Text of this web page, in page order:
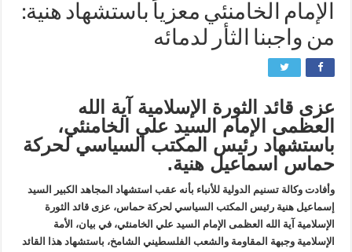
الإمام الخامنئي معزياً باستشهاد هنية:
من واجبنا الثأر لدمائه
عزى قائد الثورة الإسلامية آية الله
العظمى الإمام السيد علي الخامنئي،
باستشهاد رئيس المكتب السياسي لحركة
حماس اسماعيل هنية.
وأفادت وكالة تسنيم الدولية للأنباء بأنه عقب استشهاد المجاهد الكبير السيد
إسماعيل هنية رئيس المكتب السياسي لحركة حماس، عزى قائد الثورة
الإسلامية آية الله العظمى الإمام السيد علي الخامنئي، في بيان، الأمة
الإسلامية وجبهة المقاومة والشعب الفلسطيني الشامخ، باستشهاد هذا القائد